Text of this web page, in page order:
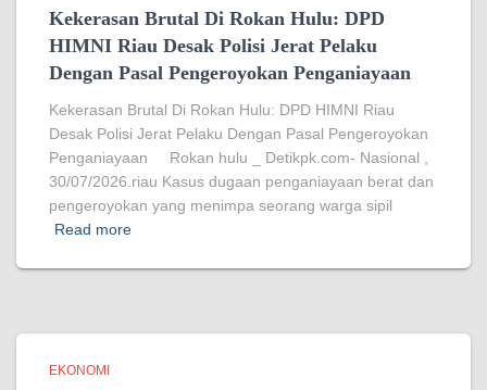
Kekerasan Brutal Di Rokan Hulu: DPD
HIMNI Riau Desak Polisi Jerat Pelaku
Dengan Pasal Pengeroyokan Penganiayaan
Kekerasan Brutal Di Rokan Hulu: DPD HIMNI Riau
Desak Polisi Jerat Pelaku Dengan Pasal Pengeroyokan
Penganiayaan Rokan hulu _ Detikpk.com- Nasional ,
30/07/2026.riau Kasus dugaan penganiayaan berat dan
pengeroyokan yang menimpa seorang warga sipil
Read more
EKONOMI